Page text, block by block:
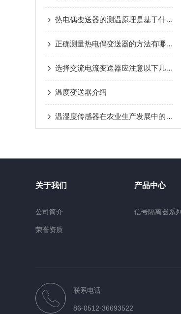
热电偶变送器的测温原理是基于什么来进行的
正确测量热电偶变送器的方法有哪两种呢
选择交流电流变送器应注意以下几个问题
温度变送器介绍
温湿度传感器在农业生产发展中的重要作用
关于我们
公司简介
荣誉资质
产品中心
信号隔离器系列
联系电话
86-0512-36693522